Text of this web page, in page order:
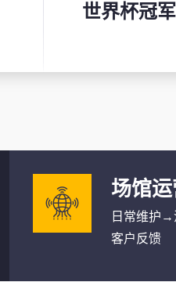
世界杯冠军
场馆
日常维护
客户反馈